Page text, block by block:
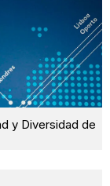
y Diversidad de